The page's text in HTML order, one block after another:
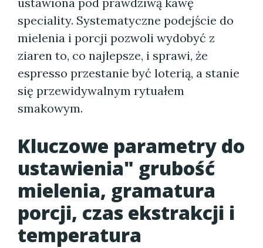
speciality. Systematyczne podejście do
mielenia i porcji pozwoli wydobyć z
ziaren to, co najlepsze, i sprawi, że
espresso przestanie być loterią, a stanie
się przewidywalnym rytuałem
smakowym.
Kluczowe parametry do
ustawienia" grubość
mielenia, gramatura
porcji, czas ekstrakcji i
temperatura